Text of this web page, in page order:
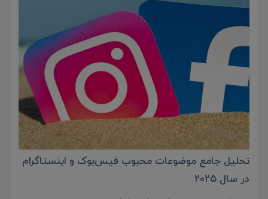
تحلیل جامع موضوعات محبوب فیس‌بوک و اینستاگرام
در سال ۲۰۲۵